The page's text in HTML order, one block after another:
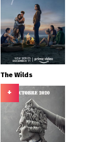
The Wilds
+